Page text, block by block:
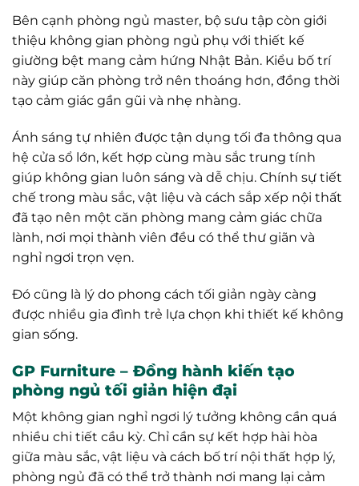
Bên cạnh phòng ngủ master, bộ sưu tập còn giới
thiệu không gian phòng ngủ phụ với thiết kế
giường bệt mang cảm hứng Nhật Bản. Kiểu bố trí
này giúp căn phòng trở nên thoáng hơn, đồng thời
tạo cảm giác gần gũi và nhẹ nhàng.
Ánh sáng tự nhiên được tận dụng tối đa thông qua
hệ cửa sổ lớn, kết hợp cùng màu sắc trung tính
giúp không gian luôn sáng và dễ chịu. Chính sự tiết
chế trong màu sắc, vật liệu và cách sắp xếp nội thất
đã tạo nên một căn phòng mang cảm giác chữa
lành, nơi mọi thành viên đều có thể thư giãn và
nghỉ ngơi trọn vẹn.
Đó cũng là lý do phong cách tối giản ngày càng
được nhiều gia đình trẻ lựa chọn khi thiết kế không
gian sống.
GP Furniture – Đồng hành kiến tạo
phòng ngủ tối giản hiện đại
Một không gian nghỉ ngơi lý tưởng không cần quá
nhiều chi tiết cầu kỳ. Chỉ cần sự kết hợp hài hòa
giữa màu sắc, vật liệu và cách bố trí nội thất hợp lý,
phòng ngủ đã có thể trở thành nơi mang lại cảm